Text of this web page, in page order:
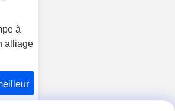
à
alliage